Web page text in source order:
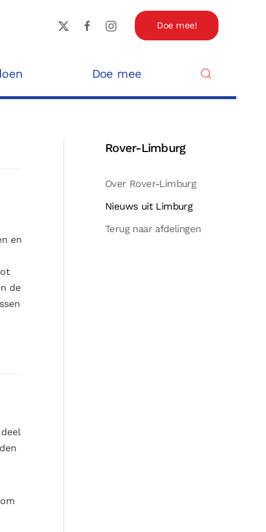
Doe mee!
Doe mee
en
de
Rover-Limburg
Over Rover-Limburg
Nieuws uit Limburg
Terug naar afdelingen